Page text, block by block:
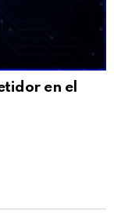
en el